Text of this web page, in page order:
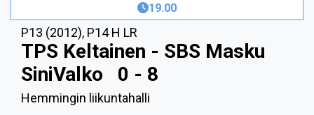
19.00
P13 (2012), P14 H LR
TPS Keltainen - SBS Masku
SiniValko
0 - 8
Hemmingin liikuntahalli